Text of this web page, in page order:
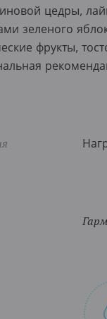
цедры,
зеленого
фрукты,